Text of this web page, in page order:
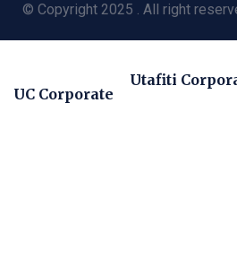
© Copyright 2025 . All right
Utafiti
UC Corporate